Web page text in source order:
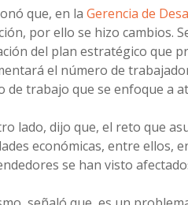
que, en la Gerencia de
por ello se hizo cambios.
del plan estratégico que
el número de
de trabajo que se enfoque a
lado, dijo que, el reto que
económicas, entre ellos,
se han visto